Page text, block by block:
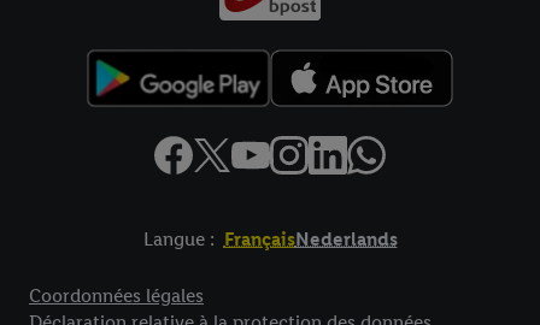
Langue : FrançaisNederlands
Coordonnées légales